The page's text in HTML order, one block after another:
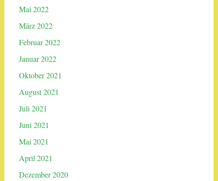
Mai 2022
März 2022
Februar 2022
Januar 2022
Oktober 2021
August 2021
Juli 2021
Juni 2021
Mai 2021
April 2021
Dezember 2020